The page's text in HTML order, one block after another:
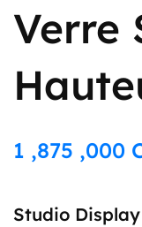
Verre
1 ,875 ,000
Studio